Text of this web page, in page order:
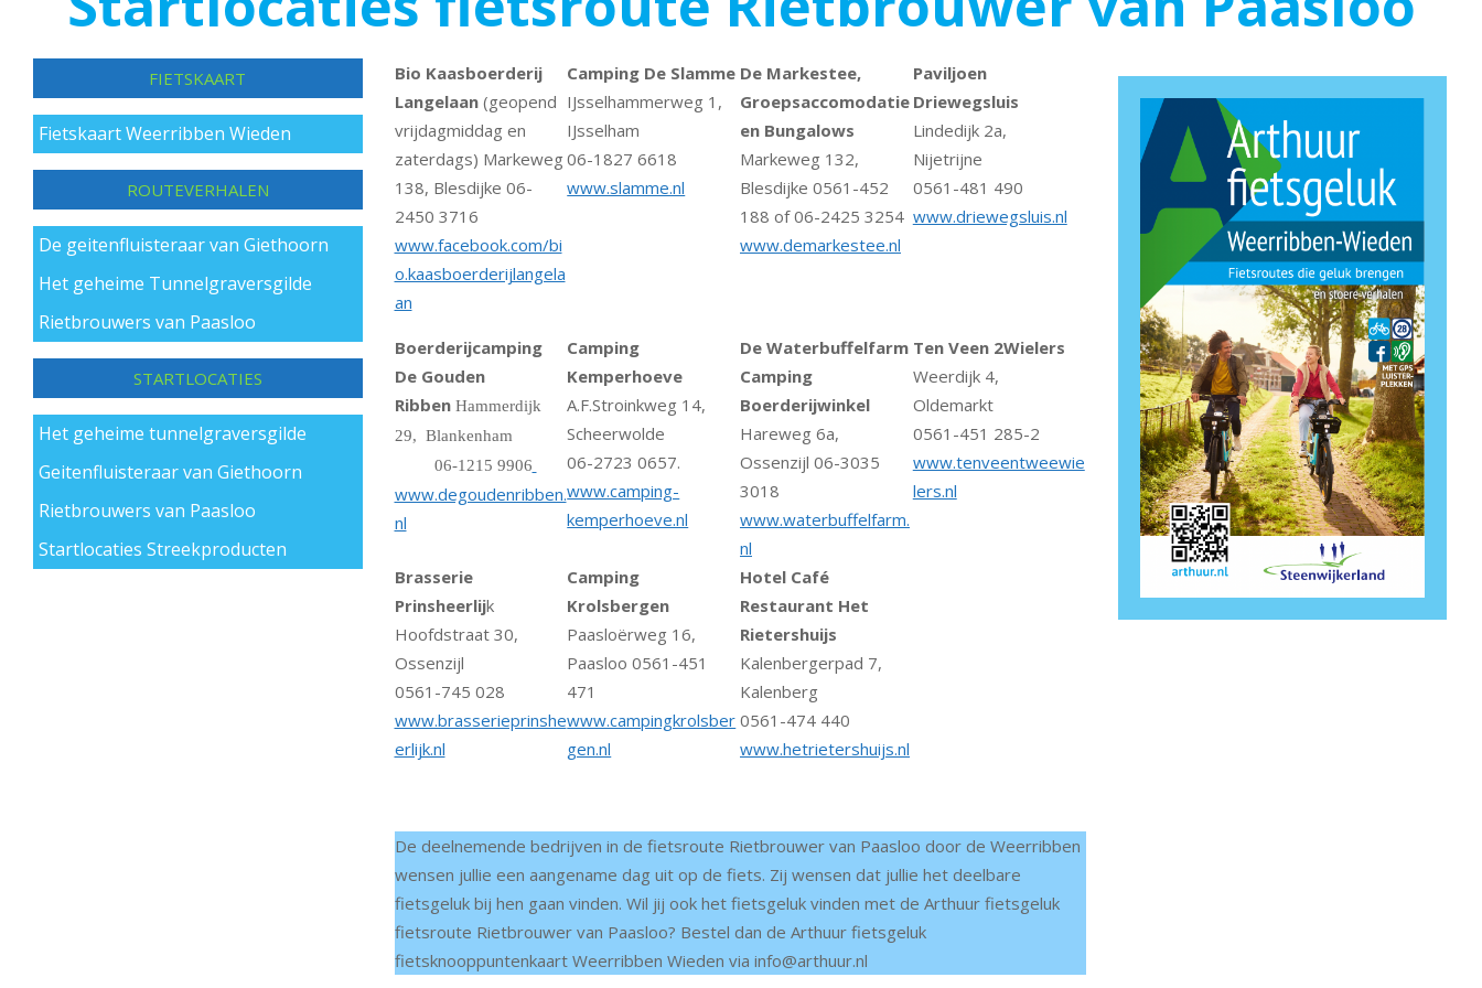
Bio Kaasboerderij
Langelaan(geopend
vrijdagmiddag en
zaterdags) Markeweg
138, Blesdijke 06-
2450 3716
www.facebook.com/bi
o.kaasboerderijlangela
an
Camping De Slamme
IJsselhammerweg 1,
IJsselham
06-1827 6618
www.slamme.nl
De Markestee,
Groepsaccomodatie
en Bungalows
Markeweg 132,
Blesdijke 0561-452
188 of 06-2425 3254
www.demarkestee.nl
Paviljoen
Driewegsluis
Lindedijk 2a,
Nijetrijne
0561-481 490
www.driewegsluis.nl
Boerderijcamping
De Gouden
Ribben Hammerdijk
29, Blankenham
06-1215 9906
www.degoudenribben.
nl
Camping
Kemperhoeve
A.F.Stroinkweg 14,
Scheerwolde
06-2723 0657.
www.camping-
kemperhoeve.nl
De Waterbuffelfarm
Camping
Boerderijwinkel
Hareweg 6a,
Ossenzijl 06-3035
3018
www.waterbuffelfarm.
nl
Ten Veen 2Wielers
Weerdijk 4,
Oldemarkt
0561-451 285-2
www.tenveentweewie
lers.nl
Brasserie
Prinsheerlijk
Hoofdstraat 30,
Ossenzijl
0561-745 028
www.brasserieprinshe
erlijk.nl
Camping
Krolsbergen
Paasloërweg 16,
Paasloo 0561-451
471
www.campingkrolsber
gen.nl
Hotel Café
Restaurant Het
Rietershuijs
Kalenbergerpad 7,
Kalenberg
0561-474 440
www.hetrietershuijs.nl
De deelnemende bedrijven in de fietsroute Rietbrouwer van Paasloo door de Weerribben
wensen jullie een aangename dag uit op de fiets. Zij wensen dat jullie het deelbare
fietsgeluk bij hen gaan vinden. Wil jij ook het fietsgeluk vinden met de Arthuur fietsgeluk
fietsroute Rietbrouwer van Paasloo? Bestel dan de Arthuur fietsgeluk
fietsknooppuntenkaart Weerribben Wieden via info@arthuur.nl
FIETSKAART
Fietskaart Weerribben Wieden
ROUTEVERHALEN
De geitenfluisteraar van Giethoorn
Het geheime Tunnelgraversgilde
Rietbrouwers van Paasloo
STARTLOCATIES
Het geheime tunnelgraversgilde
Geitenfluisteraar van Giethoorn
Rietbrouwers van Paasloo
Startlocaties Streekproducten